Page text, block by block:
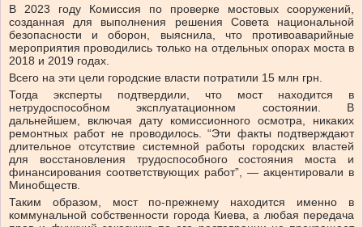
В 2023 году Комиссия по проверке мостовых сооружений,
созданная для выполнения решения Совета национальной
безопасности и оборон, выяснила, что противоаварийные
мероприятия проводились только на отдельных опорах моста в
2018 и 2019 годах.
Всего на эти цели городские власти потратили 15 млн грн.
Тогда эксперты подтвердили, что мост находится в
нетрудоспособном эксплуатационном состоянии. В
дальнейшем, включая дату комиссионного осмотра, никаких
ремонтных работ не проводилось. “Эти факты подтверждают
длительное отсутствие системной работы городских властей
для восстановления трудоспособного состояния моста и
финансирования соответствующих работ”, — акцентировали в
Минобществ.
Таким образом, мост по-прежнему находится именно в
коммунальной собственности города Киева, а любая передача